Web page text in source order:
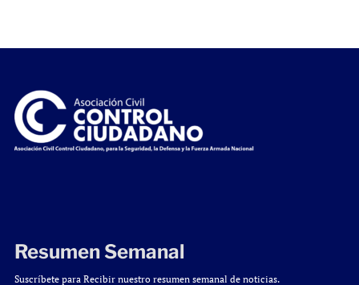
Resumen Semanal
Suscríbete para Recibir nuestro resumen semanal de noticias.